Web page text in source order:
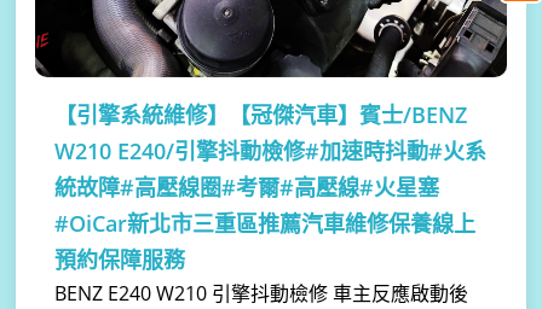
【引擎系統維修】
【冠傑汽車】賓士/BENZ
W210 E240/引擎抖動檢修#加速時抖動#火系
統故障#高壓線圈#考爾#高壓線#火星塞
#OiCar新北市三重區推薦汽車維修保養線上
預約保障服務
BENZ E240 W210 引擎抖動檢修 車主反應啟動後